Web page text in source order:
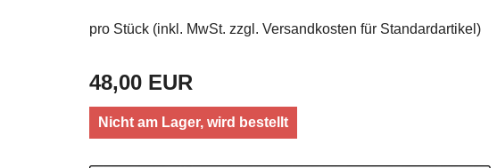
pro Stück (inkl. MwSt. zzgl. Versandkosten für Standardartikel )
48,00 EUR
Nicht am Lager, wird bestellt